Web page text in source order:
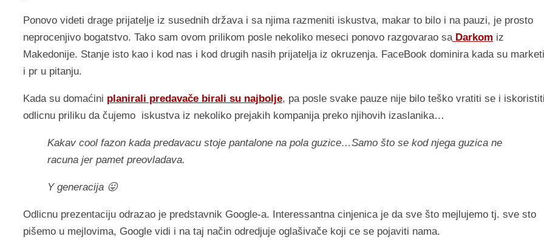
Ponovo videti drage prijatelje iz susednih država i sa njima razmeniti iskustva, makar to bilo i na pauzi, je prosto
neprocenjivo bogatstvo. Tako sam ovom prilikom posle nekoliko meseci ponovo razgovarao saDarkom iz
Makedonije. Stanje isto kao i kod nas i kod drugih nasih prijatelja iz okruzenja. FaceBook dominira kada su
i pr u pitanju.
Kada su domaćini planirali predavače birali su najbolje, pa posle svake pauze nije bilo teško vratiti se i iskoristiti
odlicnu priliku da čujemo iskustva iz nekoliko prejakih kompanija preko njihovih izaslanika…
Kakav cool fazon kada predavacu stoje pantalone na pola guzice…Samo što se kod njega guzica ne
racuna jer pamet preovladava.
Y generacija 😛
Odlicnu prezentaciju odrazao je predstavnik Google-a. Interessantna cinjenica je da sve što mejlujemo tj. sve sto
pišemo u mejlovima, Google vidi i na taj način odredjuje oglašivače koji ce se pojaviti nama.